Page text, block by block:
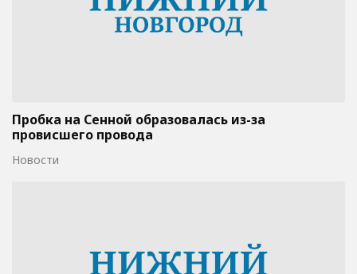
Пробка на Сенной образовалась из-за
провисшего провода
Новости